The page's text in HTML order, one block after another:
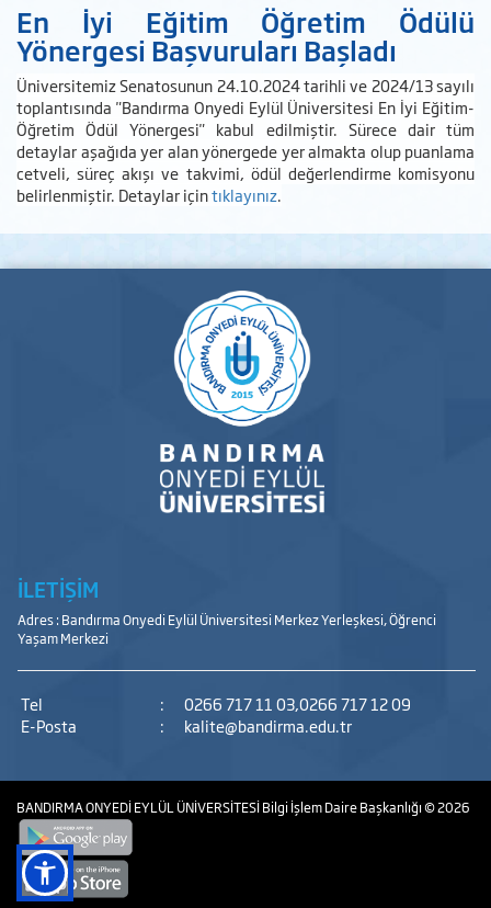
En İyi Eğitim Öğretim Ödülü
Yönergesi Başvuruları Başladı
Üniversitemiz Senatosunun 24.10.2024 tarihli ve 2024/13 sayılı
toplantısında "Bandırma Onyedi Eylül Üniversitesi En İyi Eğitim-
Öğretim Ödül Yönergesi" kabul edilmiştir. Sürece dair tüm
detaylar aşağıda yer alan yönergede yer almakta olup puanlama
cetveli, süreç akışı ve takvimi, ödül değerlendirme komisyonu
belirlenmiştir. Detaylar içintıklayınız.
İLETİŞİM
Adres : Bandırma Onyedi Eylül Üniversitesi Merkez Yerleşkesi, Öğrenci
Yaşam Merkezi
Tel :
0266 717 11 03,0266 717 12 09
E-Posta
: kalite@bandirma.edu.tr
BANDIRMA ONYEDİ EYLÜL ÜNİVERSİTESİBilgi İşlem Daire Başkanlığı© 2026